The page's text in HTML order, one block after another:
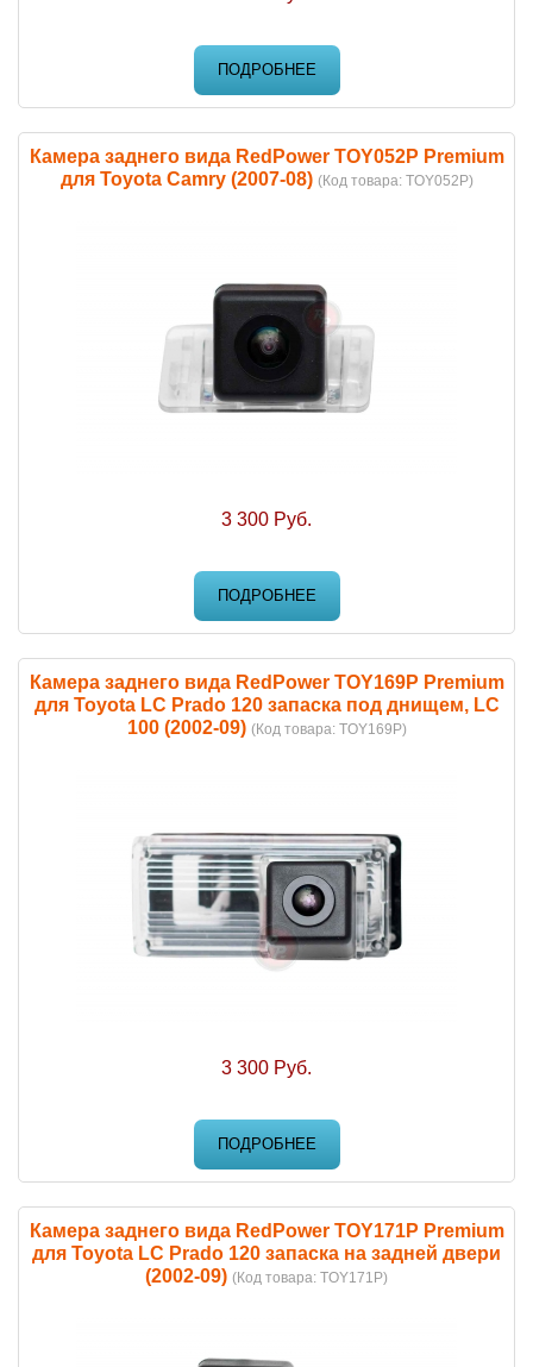
ПОДРОБНЕЕ
Камера заднего вида RedPower TOY052P Premium
для Toyota Camry (2007-08) (Код товара: TOY052P)
3 300 Руб.
ПОДРОБНЕЕ
Камера заднего вида RedPower TOY169P Premium
для Toyota LC Prado 120 запаска под днищем, LC
100 (2002-09) (Код товара: TOY169P)
3 300 Руб.
ПОДРОБНЕЕ
Камера заднего вида RedPower TOY171P Premium
для Toyota LC Prado 120 запаска на задней двери
(2002-09) (Код товара: TOY171P)